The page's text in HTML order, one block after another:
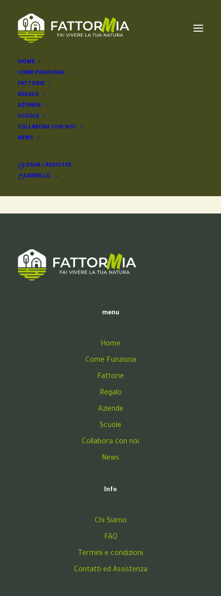
HOME
COME FUNZIONA
FATTORIE
REGALO
AZIENDE
SCUOLE
COLLABORA CON NOI
NEWS
LOGIN / REGISTER
CARRELLO
Non ho trovato nulla
Sembra che non possiamo trovare quello che
menu
Home
Come Funziona
Fattorie
Regalo
Aziende
Scuole
Collabora con noi
News
Info
Chi Siamo
FAQ
Termini e condizioni
Contatti ed Assistenza